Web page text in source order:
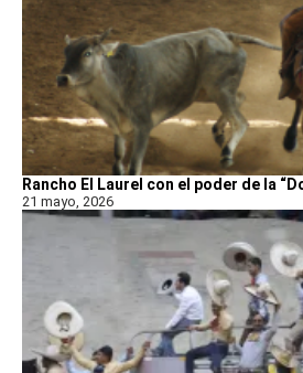
Rancho El Laurel con el poder de la
21 mayo, 2026